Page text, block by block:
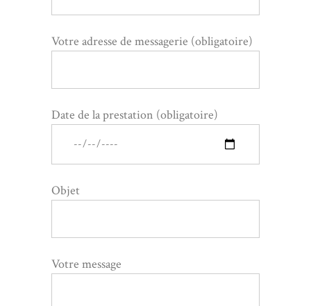
Votre adresse de messagerie (obligatoire)
Date de la prestation (obligatoire)
Objet
Votre message